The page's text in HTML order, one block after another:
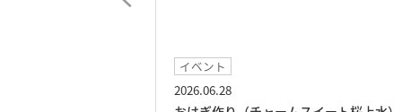
イベント
2026.06.28